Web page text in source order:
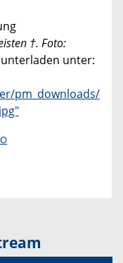
†. Foto:
unter:
pm_downloads/